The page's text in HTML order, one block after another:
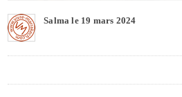
Salma le 19 mars 2024